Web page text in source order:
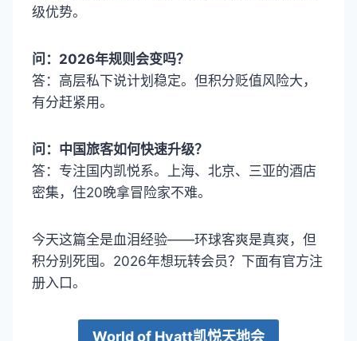
级优势。
问：2026年规则会变吗？
答：高层私下说计划稳定。但积分贬值风险大，
有分赶紧用。
问：中国旅客如何快速升级？
答：专注国内凯悦系。上海、北京、三亚的酒店
密集，住20晚拿冒险家不难。
今天这篇全是血泪经验——环球客爽是真爽，但
积分别死囤。2026年想玩转会员？下面有官方注
册入口。
World of Hyatt凯悦天地会